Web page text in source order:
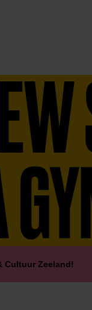
Cultuur Zeeland!